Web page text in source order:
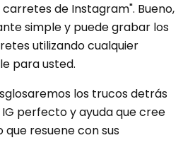
de Instagram". Bueno,
simple y puede grabar los
utilizando cualquier
para usted.
los trucos detrás
perfecto y ayuda que cree
resuene con sus